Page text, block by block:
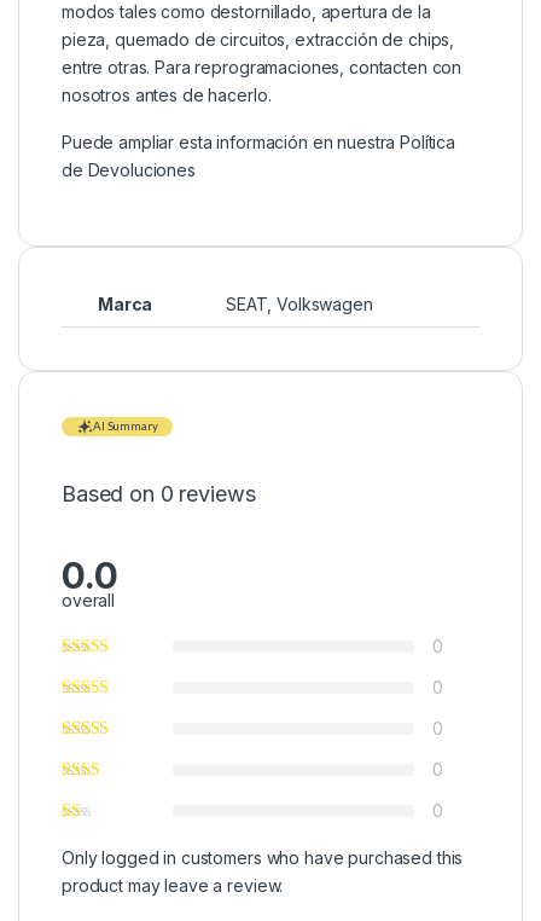
modos tales como destornillado, apertura de la
pieza, quemado de circuitos, extracción de chips,
entre otras. Para reprogramaciones, contacten con
nosotros antes de hacerlo.
Puede ampliar esta información en nuestraPolítica
de Devoluciones
Marca SEAT ,Volkswagen
AI Summary
Based on 0 reviews
0.0
overall
0
0
0
0
0
Only logged in customers who have purchased this
product may leave a review.